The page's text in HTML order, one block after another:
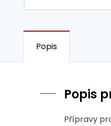
Popis
Popis
Přípravy